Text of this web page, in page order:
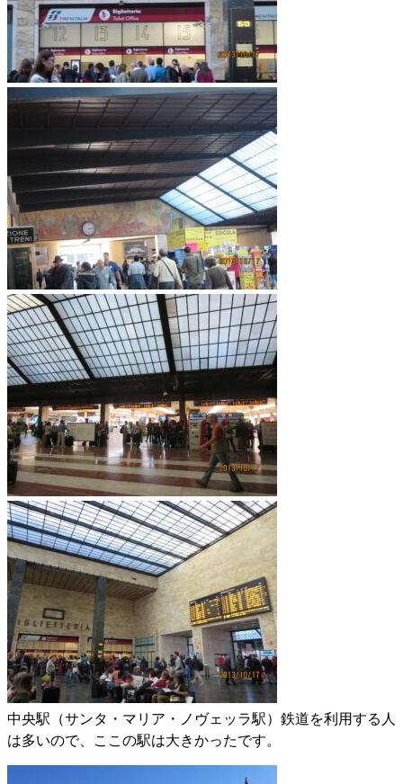
中央駅（サンタ・マリア・ノヴェッラ駅）鉄道を利用する人
は多いので、ここの駅は大きかったです。